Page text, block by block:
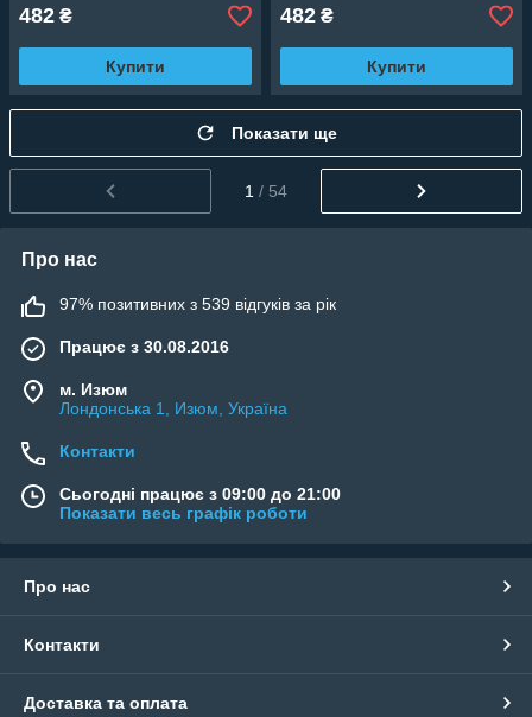
482 ₴
Купити
482 ₴
Купити
Показати ще
1 / 54
Про нас
97% позитивних з 539 відгуків за рік
Працює з 30.08.2016
м. Изюм
Лондонська 1, Изюм, Україна
Контакти
Сьогодні працює з 09:00 до 21:00
Показати весь графік роботи
Про нас
Контакти
Доставка та оплата